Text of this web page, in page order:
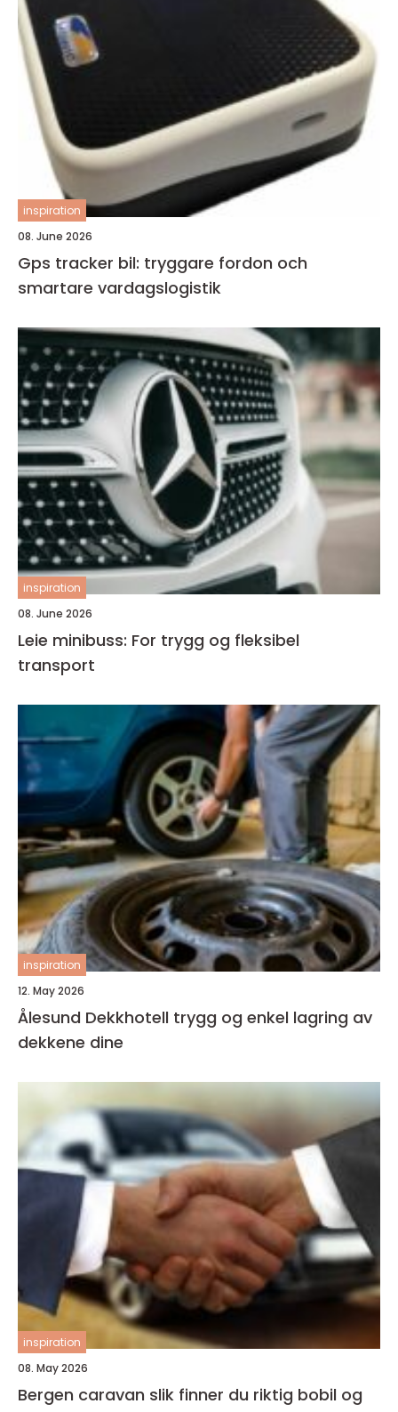
inspiration
08. June 2026
Gps tracker bil: tryggare fordon och
smartare vardagslogistik
inspiration
08. June 2026
Leie minibuss: For trygg og fleksibel
transport
inspiration
12. May 2026
Ålesund Dekkhotell trygg og enkel lagring av
dekkene dine
inspiration
08. May 2026
Bergen caravan slik finner du riktig bobil og